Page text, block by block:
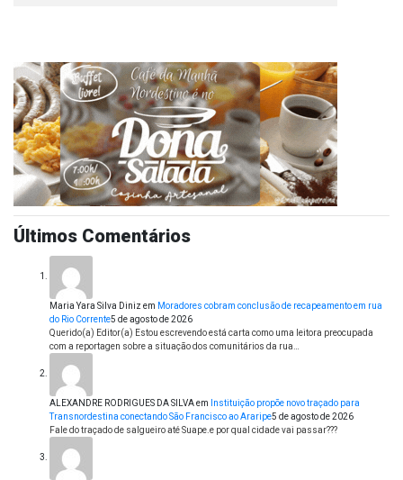
Últimos Comentários
Maria Yara Silva Diniz em Moradores cobram conclusão de recapeamento em rua
do Rio Corrente5 de agosto de 2026
Querido(a) Editor(a) Estou escrevendo está carta como uma leitora preocupada
com a reportagen sobre a situação dos comunitários da rua…
ALEXANDRE RODRIGUES DA SILVAem
Instituição propõe novo traçado para
Transnordestina conectando São Francisco ao Araripe5 de agosto de 2026
Fale do traçado de salgueiro até Suape.e por qual cidade vai passar???